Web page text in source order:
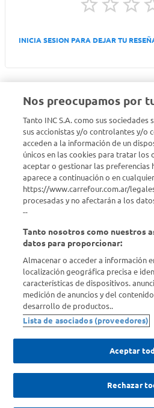
INICIA SESION PARA DEJAR TU
Seguinos en :
Estamos para ayudarte
¿Tenés una consulta? Comunicate
Descubrí Carrefour
Conocenos
Info útil
Comprá Online
Enterate de nuestras
Dejanos tu mail para recibir todas las
que nadie.
Nos preocupamos por
Tanto INC S.A. como sus sociedades
sus accionistas y/o controlantes y/o
acceden a la información de un
únicos en las cookies para tratar los
aceptar o gestionar las preferencias
aparece a continuación o en
https://www.carrefour.com.ar/
procesadas y no afectarán a los
--
Tanto nosotros como nuestros
datos para proporcionar:
Almacenar o acceder a información
localización geográfica precisa e
características de dispositivos.
medición de anuncios y del
desarrollo de productos..
Lista de asociados (proveedores)
Aceptar
Rechazar